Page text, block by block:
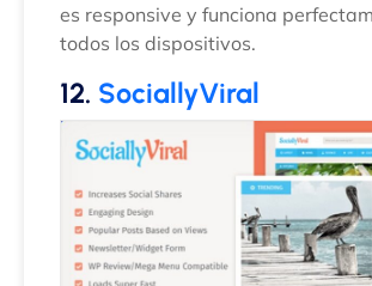
es responsive y funciona
todos los dispositivos.
12. SociallyViral